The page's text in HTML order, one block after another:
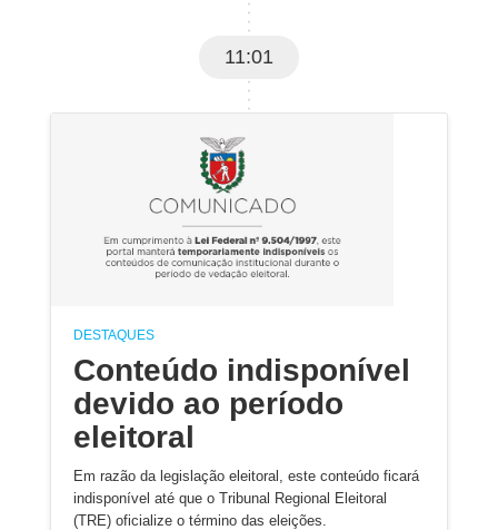
11:01
DESTAQUES
Conteúdo indisponível
devido ao período
eleitoral
Em razão da legislação eleitoral, este conteúdo ficará
indisponível até que o Tribunal Regional Eleitoral
(TRE) oficialize o término das eleições.